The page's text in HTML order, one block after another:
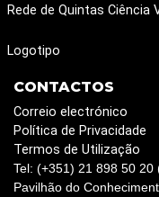
Rede de Quintas Ciência
Logotipo
CONTACTOS
Correio electrónico
Política de Privacidade
Termos de Utilização
Tel: (+351) 21 898 50
Pavilhão do